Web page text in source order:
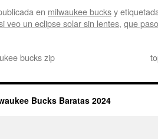
en milwaukee bucksy
veo un eclipse solar sin lentes, que
bucks zip
Bucks Baratas 2024